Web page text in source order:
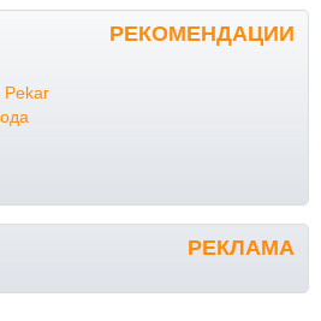
РЕКОМЕНДАЦИИ
Pekar
РЕКЛАМА